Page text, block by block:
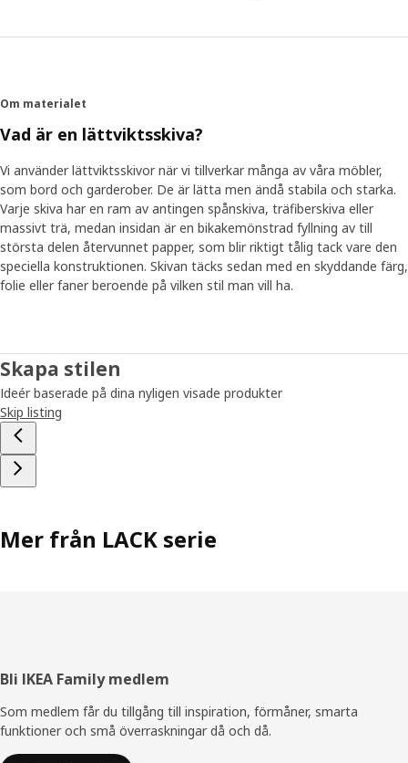
Om materialet
Vad är en lättviktsskiva?
Vi använder lättviktsskivor när vi tillverkar många av våra möbler,
som bord och garderober. De är lätta men ändå stabila och starka.
Varje skiva har en ram av antingen spånskiva, träfiberskiva eller
massivt trä, medan insidan är en bikakemönstrad fyllning av till
största delen återvunnet papper, som blir riktigt tålig tack vare den
speciella konstruktionen. Skivan täcks sedan med en skyddande färg,
folie eller faner beroende på vilken stil man vill ha.
Skapa stilen
Ideér baserade på dina nyligen visade produkter
Skip listing
Mer från LACK serie
Sidfot
Bli IKEA Family medlem
Som medlem får du tillgång till inspiration, förmåner, smarta
funktioner och små överraskningar då och då.